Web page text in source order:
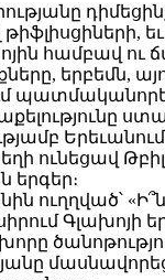
համբավ
երբեմն,
ունեցավ
երգեր։
ուղղված՝
Գլախոյի